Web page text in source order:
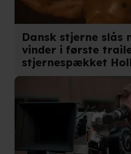
Dansk stjerne slås
vinder i første
stjernespækket